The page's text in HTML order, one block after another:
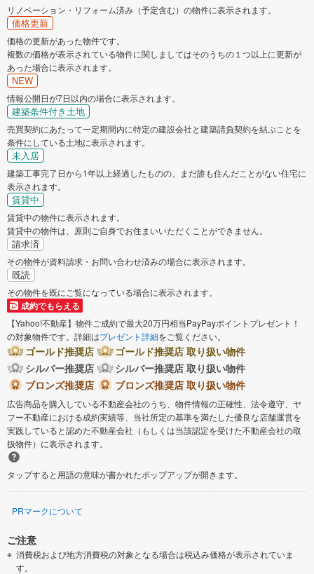
リノベーション・リフォーム済み（予定含む）の物件に表示されます。
価格更新
価格の更新があった物件です。
複数の価格が表示されている物件に関しましてはそのうちの１つ以上に更新が
あった場合に表示されます。
NEW
情報公開日が7日以内の場合に表示されます。
建築条件付き土地
売買契約にあたって一定期間内に特定の建設会社と建築請負契約を結ぶことを
条件にしている土地に表示されます。
未入居
建築工事完了日から1年以上経過したものの、まだ誰も住んだことがない住宅に
表示されます。
賃貸中
賃貸中の物件に表示されます。
賃貸中の物件は、原則ご自身でお住まいいただくことができません。
請求済
その物件が資料請求・お問い合わせ済みの場合に表示されます。
既読
その物件を既にご覧になっている場合に表示されます。
成約でもらえる
【Yahoo!不動産】物件ご成約で最大20万円相当PayPayポイントプレゼント！
の対象物件です。詳細はプレゼント詳細をご覧ください。
ゴールド推奨店
ゴールド推奨店 取り扱い物件
シルバー推奨店
シルバー推奨店 取り扱い物件
ブロンズ推奨店
ブロンズ推奨店 取り扱い物件
広告商品を購入している不動産会社のうち、物件情報の正確性、法令遵守、ヤ
フー不動産における成約実績等、当社所定の基準を満たした優良な店舗運営を
実践していると認めた不動産会社（もしくは当該認定を受けた不動産会社の取
扱物件）に表示されます。
タップすると用語の意味が書かれたポップアップが開きます。
PRマークについて
ご注意
消費税および地方消費税の対象となる場合は税込み価格が表示されていま
す。